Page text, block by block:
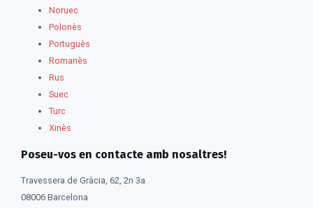
Noruec
Polonès
Portuguès
Romanès
Rus
Suec
Turc
Xinès
Poseu-vos en contacte amb nosaltres!
Travessera de Gràcia, 62, 2n 3a
08006 Barcelona